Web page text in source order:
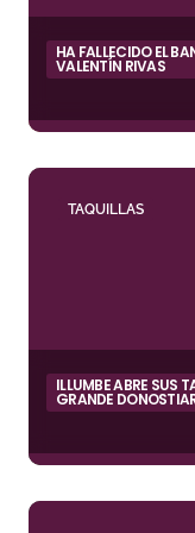
HA FALLECIDO EL
VALENTÍN RIVAS
TAQUILLAS
ILLUMBE ABRE SUS
GRANDE